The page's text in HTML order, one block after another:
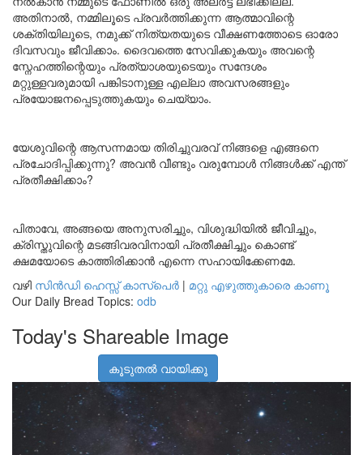
അതിനാൽ, നമ്മിലൂടെ പ്രവർത്തിക്കുന്ന ആത്മാവിന്റെ
ശക്തിയിലൂടെ, നമുക്ക് നിത്യതയുടെ വീക്ഷണത്തോടെ ഓരോ
ദിവസവും ജീവിക്കാം. ദൈവത്തെ സേവിക്കുകയും അവന്റെ
സ്നേഹത്തിന്റെയും പ്രത്യാശയുടെയും സന്ദേശം
മറ്റുള്ളവരുമായി പങ്കിടാനുള്ള എല്ലാ അവസരങ്ങളും
പ്രയോജനപ്പെടുത്തുകയും ചെയ്യാം.
യേശുവിന്റെ ആസന്നമായ തിരിച്ചുവരവ് നിങ്ങളെ എങ്ങനെ
പ്രചോദിപ്പിക്കുന്നു? അവൻ വീണ്ടും വരുമ്പോൾ നിങ്ങൾക്ക് എന്ത്
പ്രതീക്ഷിക്കാം?
പിതാവേ, അങ്ങയെ അനുസരിച്ചും, വിശുദ്ധിയിൽ ജീവിച്ചും,
ക്രിസ്തുവിന്റെ മടങ്ങിവരവിനായി പ്രതീക്ഷിച്ചും കൊണ്ട്
ക്ഷമയോടെ കാത്തിരിക്കാൻ എന്നെ സഹായിക്കേണമേ.
വഴി സിന്‍ഡി ഹെസ്സ് കാസ്‌പെര്‍ | മറ്റു എഴുത്തുകാരെ കാണൂ
Our Daily Bread Topics: odb
Today's Shareable Image
കൂടുതൽ വായിക്കൂ